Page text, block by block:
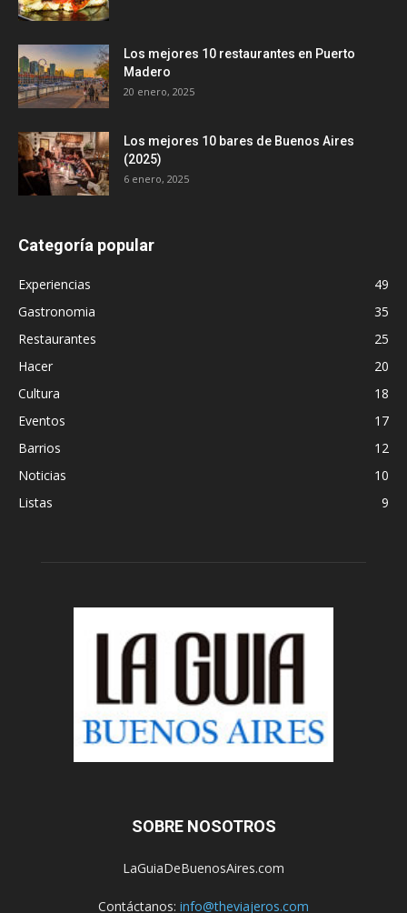
Los mejores 10 restaurantes en Puerto
Madero
20 enero, 2025
Los mejores 10 bares de Buenos Aires
(2025)
6 enero, 2025
Categoría popular
Experiencias
49
Gastronomia
35
Restaurantes
25
Hacer
20
Cultura
18
Eventos
17
Barrios
12
Noticias
10
Listas
9
SOBRE NOSOTROS
LaGuiaDeBuenosAires.com
Contáctanos: info@theviajeros.com